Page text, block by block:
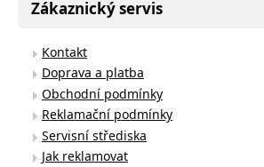
Zákaznický servis
Kontakt
Doprava a platba
Obchodní podmínky
Reklamační podmínky
Servisní střediska
Jak reklamovat